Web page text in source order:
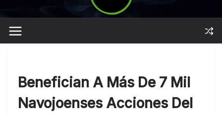
Benefician A Más De 7 Mil
Navojoenses Acciones Del